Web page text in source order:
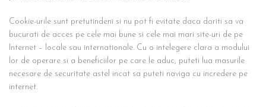
Cookie-urile sunt pretutindeni si nu pot fi evitate daca doriti sa va
bucurati de acces pe cele mai bune si cele mai mari site-uri de pe
Internet – locale sau internationale. Cu o intelegere clara a modului
lor de operare si a beneficiilor pe care le aduc, puteti lua masurile
necesare de securitate astel incat sa puteti naviga cu incredere pe
internet.